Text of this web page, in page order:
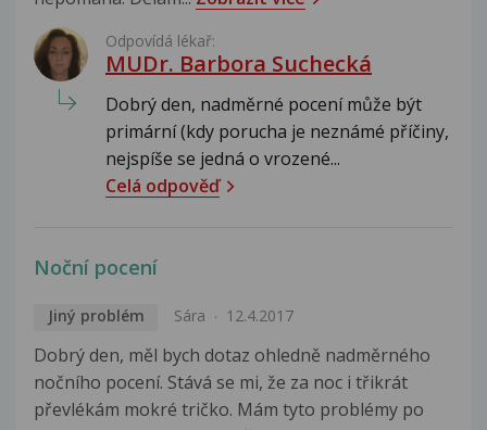
Odpovídá lékař:
MUDr. Barbora Suchecká
Dobrý den, nadměrné pocení může být
primární (kdy porucha je neznámé příčiny,
nejspíše se jedná o vrozené...
Celá odpověď
Noční pocení
Jiný problém Sára 12.4.2017
Dobrý den, měl bych dotaz ohledně nadměrného
nočního pocení. Stává se mi, že za noc i třikrát
převlékám mokré tričko. Mám tyto problémy po